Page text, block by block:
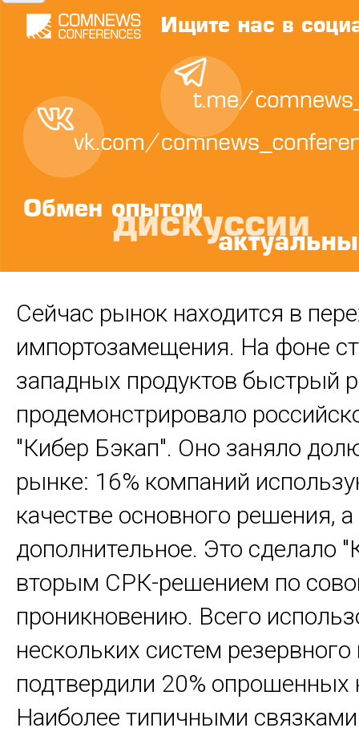
Сейчас рынок находится в
импортозамещения. На фоне
западных продуктов быстрый
продемонстрировало
"Кибер Бэкап". Оно заняло
рынке: 16% компаний
качестве основного решения,
дополнительное. Это сделало
вторым СРК-решением по
проникновению. Всего
нескольких систем
подтвердили 20% опрошенных
Наиболее типичными